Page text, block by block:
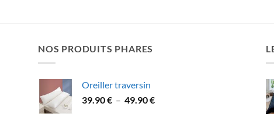
NOS PRODUITS PHARES
Oreiller traversin
39.90€ – 49.90€Plage